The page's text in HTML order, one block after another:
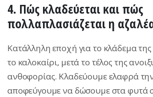
4. Πώς κλαδεύεται και πώς
πολλαπλασιάζεται η
Κατάλληλη εποχή για το κλάδεμα της
το καλοκαίρι, μετά το τέλος της
ανθοφορίας. Κλαδεύουμε ελαφρά
αποφεύγουμε να δώσουμε στα φυτά